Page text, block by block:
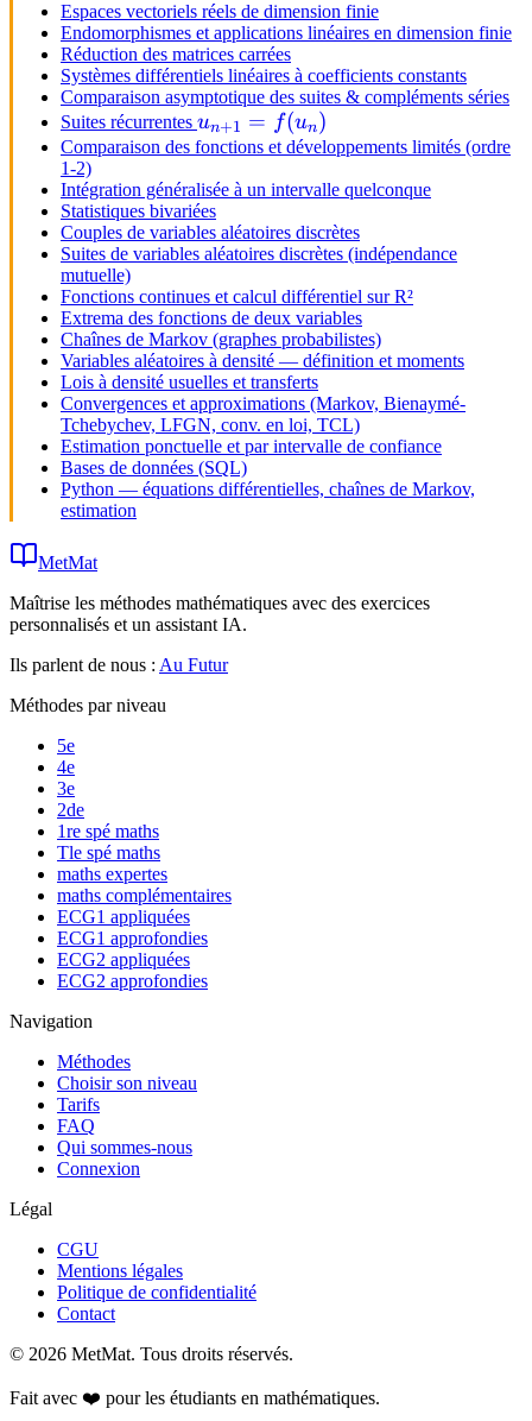
Espaces vectoriels réels de dimension finie
Endomorphismes et applications linéaires en dimension finie
Réduction des matrices carrées
Systèmes différentiels linéaires à coefficients constants
Comparaison asymptotique des suites & compléments séries
Suites récurrentes u_{n+1}
= f(u_n)
un+1 = f(un)
Comparaison des fonctions et développements limités (ordre
1-2)
Intégration généralisée à un intervalle quelconque
Statistiques bivariées
Couples de variables aléatoires discrètes
Suites de variables aléatoires discrètes (indépendance
mutuelle)
Fonctions continues et calcul différentiel sur R²
Extrema des fonctions de deux variables
Chaînes de Markov (graphes probabilistes)
Variables aléatoires à densité — définition et moments
Lois à densité usuelles et transferts
Convergences et approximations (Markov, Bienaymé-
Tchebychev, LFGN, conv. en loi, TCL)
Estimation ponctuelle et par intervalle de confiance
Bases de données (SQL)
Python — équations différentielles, chaînes de Markov,
estimation
MetMat
Maîtrise les méthodes mathématiques avec des exercices
personnalisés et un assistant IA.
Ils parlent de nous : Au Futur
Méthodes par niveau
5e
4e
3e
2de
1re spé maths
Tle spé maths
maths expertes
maths complémentaires
ECG1 appliquées
ECG1 approfondies
ECG2 appliquées
ECG2 approfondies
Navigation
Méthodes
Choisir son niveau
Tarifs
FAQ
Qui sommes-nous
Connexion
Légal
CGU
Mentions légales
Politique de confidentialité
Contact
© 2026 MetMat. Tous droits réservés.
Fait avec ❤️ pour les étudiants en mathématiques.